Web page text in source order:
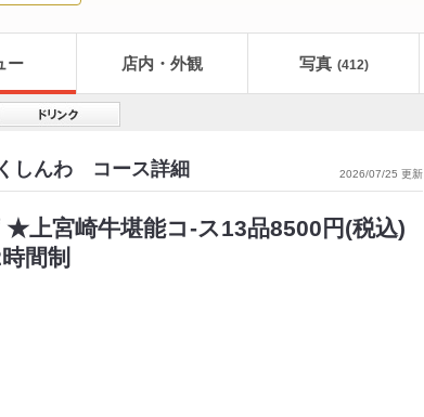
ー 店内・外観 写真 (412)
しんわ コース詳細 2026/07/25 更新
上宮崎牛堪能コ-ス13品8500円(税込)
間制